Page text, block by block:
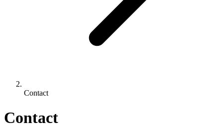
Contact
Contact